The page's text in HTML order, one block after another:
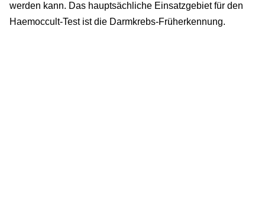
werden kann. Das hauptsächliche Einsatzgebiet für den
Haemoccult-Test ist die Darmkrebs-Früherkennung.